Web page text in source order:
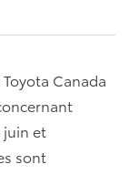
Toyota Canada
juin et
sont